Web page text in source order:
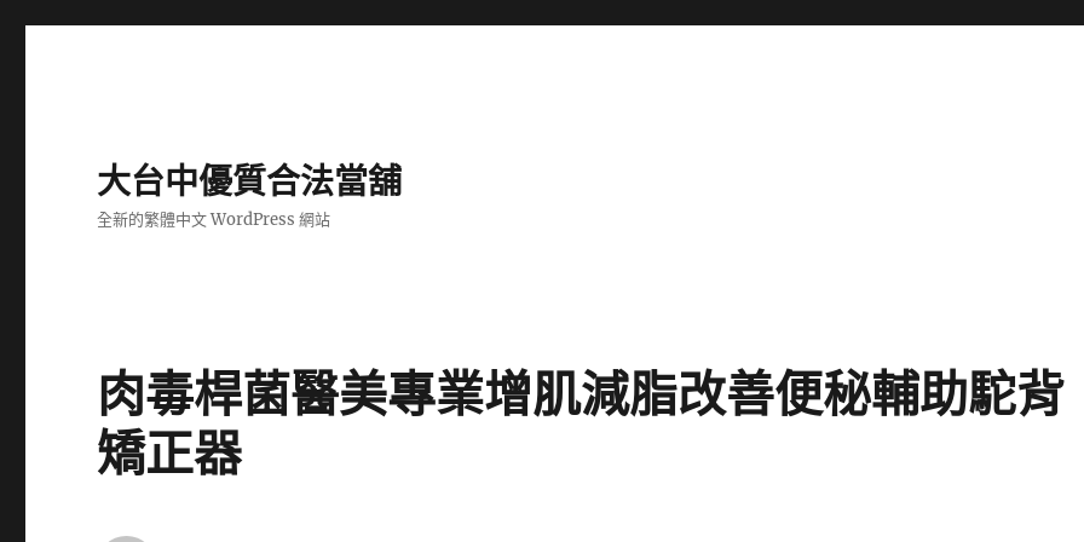
大台中優質合法當舖
全新的繁體中文 WordPress 網站
肉毒桿菌醫美專業增肌減脂改善便秘輔助駝背
矯正器